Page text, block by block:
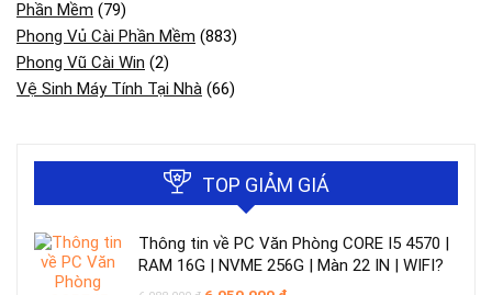
Phần Mềm (79)
Phong Vủ Cài Phần Mềm (883)
Phong Vũ Cài Win (2)
Vệ Sinh Máy Tính Tại Nhà (66)
TOP GIẢM GIÁ
Thông tin về PC Văn Phòng CORE I5 4570 |
RAM 16G | NVME 256G | Màn 22 IN | WIFI?